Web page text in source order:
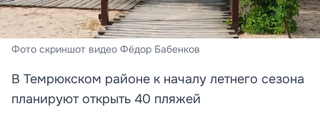
Фото скриншот видео Фёдор Бабенков
В Темрюкском районе к началу летнего сезона
планируют открыть 40 пляжей